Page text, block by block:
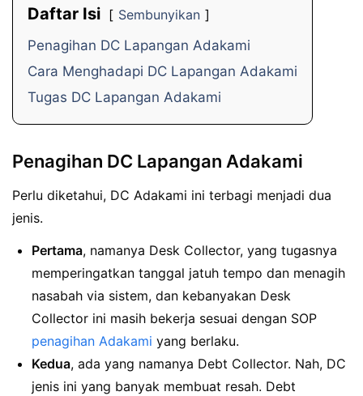
Daftar Isi
Sembunyikan
Penagihan DC Lapangan Adakami
Cara Menghadapi DC Lapangan Adakami
Tugas DC Lapangan Adakami
Penagihan DC Lapangan Adakami
Perlu diketahui, DC Adakami ini terbagi menjadi dua
jenis.
Pertama, namanya Desk Collector, yang tugasnya
memperingatkan tanggal jatuh tempo dan menagih
nasabah via sistem, dan kebanyakan Desk
Collector ini masih bekerja sesuai dengan SOP
penagihan Adakami yang berlaku.
Kedua, ada yang namanya Debt Collector. Nah, DC
jenis ini yang banyak membuat resah. Debt